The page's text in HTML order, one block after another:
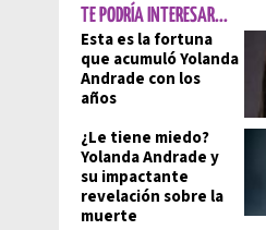
TE PODRÍA INTERESAR...
Esta es la fortuna
que acumuló Yolanda
Andrade con los
años
¿Le tiene miedo?
Yolanda Andrade y
su impactante
revelación sobre la
muerte